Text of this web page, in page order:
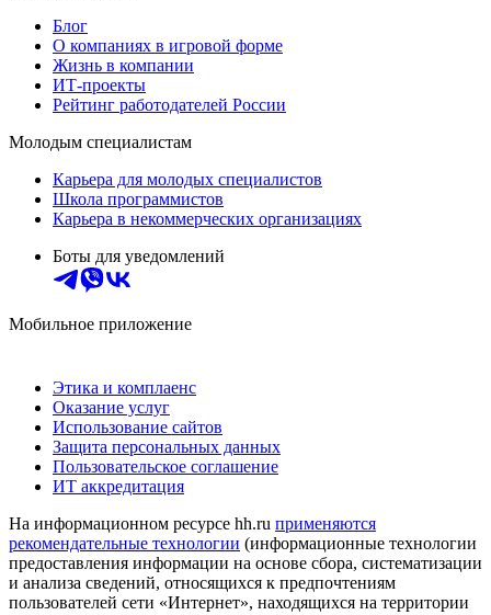
Блог
О компаниях в игровой форме
Жизнь в компании
ИТ-проекты
Рейтинг работодателей России
Молодым специалистам
Карьера для молодых специалистов
Школа программистов
Карьера в некоммерческих организациях
Боты для уведомлений
Мобильное приложение
Этика и комплаенс
Оказание услуг
Использование сайтов
Защита персональных данных
Пользовательское соглашение
ИТ аккредитация
На информационном ресурсе hh.ru применяются
рекомендательные технологии (информационные технологии
предоставления информации на основе сбора, систематизации
и анализа сведений, относящихся к предпочтениям
пользователей сети «Интернет», находящихся на территории